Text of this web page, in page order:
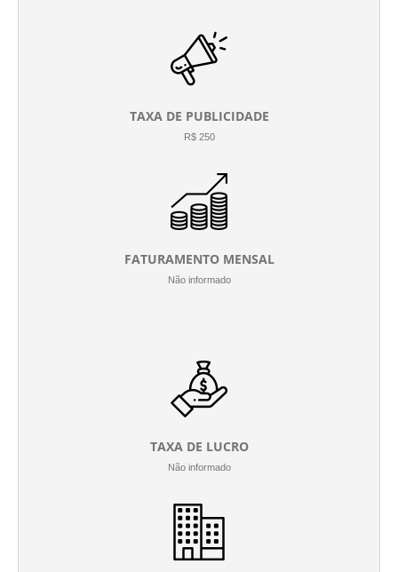
TAXA DE PUBLICIDADE
R$ 250
FATURAMENTO MENSAL
Não informado
TAXA DE LUCRO
Não informado